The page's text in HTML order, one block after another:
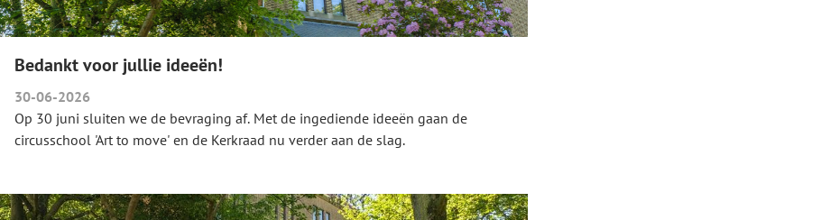
Bedankt voor jullie ideeën!
30-06-2026
Op 30 juni sluiten we de bevraging af. Met de ingediende ideeën gaan de
circusschool 'Art to move' en de Kerkraad nu verder aan de slag.